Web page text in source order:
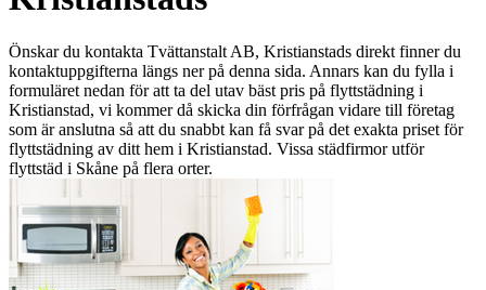
Önskar du kontakta Tvättanstalt AB, Kristianstads direkt finner du
kontaktuppgifterna längs ner på denna sida. Annars kan du fylla i
formuläret nedan för att ta del utav bäst pris på flyttstädning i
Kristianstad, vi kommer då skicka din förfrågan vidare till företag
som är anslutna så att du snabbt kan få svar på det exakta priset för
flyttstädning av ditt hem i Kristianstad. Vissa städfirmor utför
flyttstäd i Skåne på flera orter.